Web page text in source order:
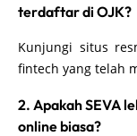
terdaftar di OJK?
Kunjungi situs
fintech yang telah
2. Apakah SEVA
online biasa?